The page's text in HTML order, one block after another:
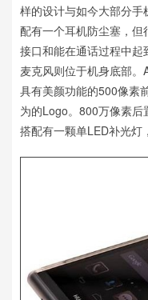
样的设计与如今大部分
配有一个耳机防尘塞，
接口和能在通话过程中
麦克风则位于机身底部
具有美颜功能的500像素
为的Logo。800万像素
搭配有一颗单LED补光灯